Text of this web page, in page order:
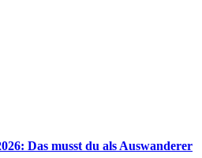
Das musst du als Auswanderer